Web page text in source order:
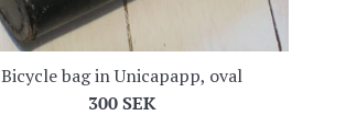
Bicycle bag in Unicapapp, oval
Regular
300 SEK